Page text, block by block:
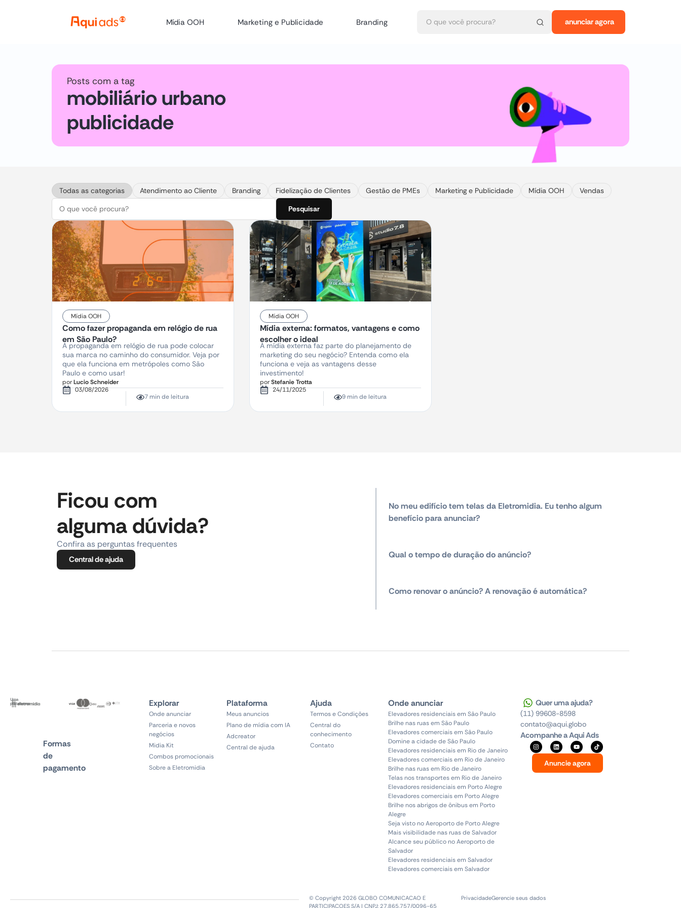
Mídia OOH Marketing e Publicidade Branding anunciar agora
Posts com a tag
mobiliário urbano
publicidade
Todas as categorias Atendimento ao Cliente Branding Fidelização de Clientes Gestão de PMEs Marketing e Publicidade Mídia OOH
Vendas
Pesquisar
Mídia OOH
Como fazer propaganda em relógio de rua
em São Paulo?
A propaganda em relógio de rua pode colocar
sua marca no caminho do consumidor. Veja por
que ela funciona em metrópoles como São
Paulo e como usar!
porLucio Schneider
03/08/2026
7 min de leitura
Mídia OOH
Mídia externa: formatos, vantagens e como
escolher o ideal
A mídia externa faz parte do planejamento de
marketing do seu negócio? Entenda como ela
funciona e veja as vantagens desse
investimento!
porStefanie Trotta
24/11/2025
9 min de leitura
Ficou com
alguma dúvida?
Confira as perguntas frequentes
Central de ajuda
No meu edifício tem telas da Eletromidia. Eu tenho algum
benefício para anunciar?
Qual o tempo de duração do anúncio?
Como renovar o anúncio? A renovação é automática?
Uma
plataforma
Formas
de
pagamento
Explorar
Onde anunciar
Parceria e novos
negócios
Midia Kit
Combos promocionais
Sobre a Eletromidia
Plataforma
Meus anuncios
Plano de mídia com IA
Adcreator
Central de ajuda
Ajuda
Termos e Condições
Central do
conhecimento
Contato
Onde anunciar
Elevadores residenciais em São Paulo
Brilhe nas ruas em São Paulo
Elevadores comerciais em São Paulo
Domine a cidade de São Paulo
Elevadores residenciais em Rio de Janeiro
Elevadores comerciais em Rio de Janeiro
Brilhe nas ruas em Rio de Janeiro
Telas nos transportes em Rio de Janeiro
Elevadores residenciais em Porto Alegre
Elevadores comerciais em Porto Alegre
Brilhe nos abrigos de ônibus em Porto
Alegre
Seja visto no Aeroporto de Porto Alegre
Mais visibilidade nas ruas de Salvador
Alcance seu público no Aeroporto de
Salvador
Elevadores residenciais em Salvador
Elevadores comerciais em Salvador
Quer uma ajuda?
(11) 99608-8598
contato@aqui.globo
Acompanhe a Aqui Ads
Anuncie agora
© Copyright 2026 GLOBO COMUNICACAO E
PARTICIPACOES S/A | CNPJ: 27.865.757/0096-65
PrivacidadeGerencie seus dados